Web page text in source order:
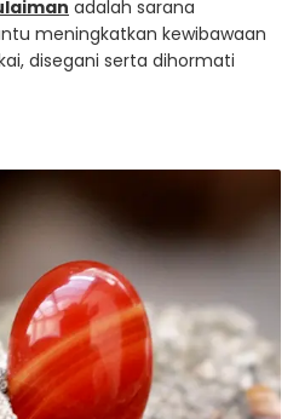
adalah sarana
meningkatkan kewibawaan
disegani serta dihormati